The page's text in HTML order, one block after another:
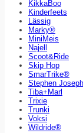
KikkaBoo
Kinderfeets
Lässig
Marky®
MiniMeis
Najell
Scoot&Ride
Skip Hop
SmarTrike®
Stephen Joseph
Tiba+Marl
Trixie
Trunki
Voksi
Wildride®